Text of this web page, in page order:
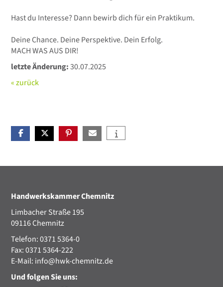
Hast du Interesse? Dann bewirb dich für ein Praktikum.
Deine Chance. Deine Perspektive. Dein Erfolg.
MACH WAS AUS DIR!
letzte Änderung:30.07.2025
« zurück
Handwerkskammer Chemnitz
Limbacher Straße 195
09116 Chemnitz
Telefon: 0371 5364-0
Fax: 0371 5364-222
E-Mail: info@hwk-chemnitz.de
Und folgen Sie uns: